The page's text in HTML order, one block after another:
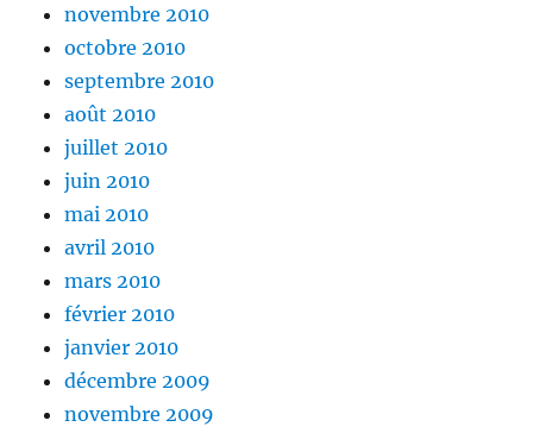
novembre 2010
octobre 2010
septembre 2010
août 2010
juillet 2010
juin 2010
mai 2010
avril 2010
mars 2010
février 2010
janvier 2010
décembre 2009
novembre 2009